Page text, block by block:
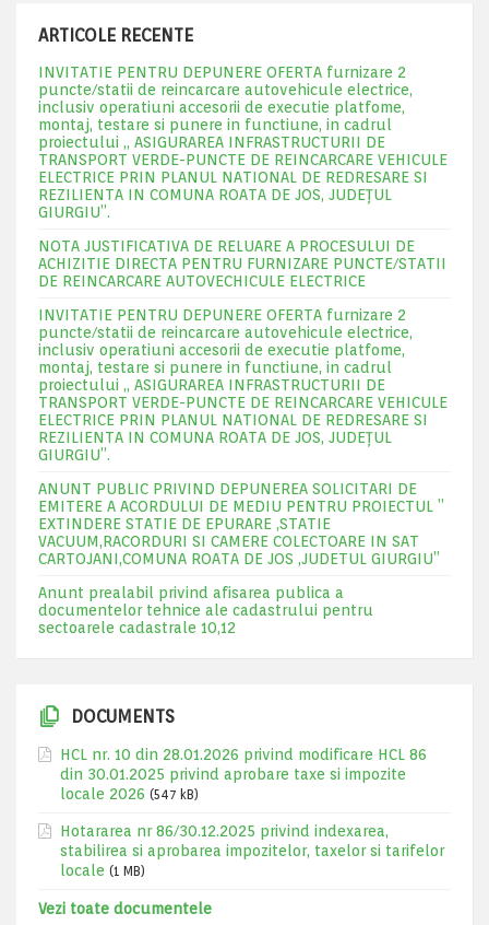
ARTICOLE RECENTE
INVITATIE PENTRU DEPUNERE OFERTA furnizare 2
puncte/statii de reincarcare autovehicule electrice,
inclusiv operatiuni accesorii de executie platfome,
montaj, testare si punere in functiune, in cadrul
proiectului „ ASIGURAREA INFRASTRUCTURII DE
TRANSPORT VERDE-PUNCTE DE REINCARCARE VEHICULE
ELECTRICE PRIN PLANUL NATIONAL DE REDRESARE SI
REZILIENTA IN COMUNA ROATA DE JOS, JUDEŢUL
GIURGIU”.
NOTA JUSTIFICATIVA DE RELUARE A PROCESULUI DE
ACHIZITIE DIRECTA PENTRU FURNIZARE PUNCTE/STATII
DE REINCARCARE AUTOVECHICULE ELECTRICE
INVITATIE PENTRU DEPUNERE OFERTA furnizare 2
puncte/statii de reincarcare autovehicule electrice,
inclusiv operatiuni accesorii de executie platfome,
montaj, testare si punere in functiune, in cadrul
proiectului „ ASIGURAREA INFRASTRUCTURII DE
TRANSPORT VERDE-PUNCTE DE REINCARCARE VEHICULE
ELECTRICE PRIN PLANUL NATIONAL DE REDRESARE SI
REZILIENTA IN COMUNA ROATA DE JOS, JUDEŢUL
GIURGIU”.
ANUNT PUBLIC PRIVIND DEPUNEREA SOLICITARI DE
EMITERE A ACORDULUI DE MEDIU PENTRU PROIECTUL ”
EXTINDERE STATIE DE EPURARE ,STATIE
VACUUM,RACORDURI SI CAMERE COLECTOARE IN SAT
CARTOJANI,COMUNA ROATA DE JOS ,JUDETUL GIURGIU”
Anunt prealabil privind afisarea publica a
documentelor tehnice ale cadastrului pentru
sectoarele cadastrale 10,12
DOCUMENTS
HCL nr. 10 din 28.01.2026 privind modificare HCL 86
din 30.01.2025 privind aprobare taxe si impozite
locale 2026 (547 kB)
Hotararea nr 86/30.12.2025 privind indexarea,
stabilirea si aprobarea impozitelor, taxelor si tarifelor
locale (1 MB)
Vezi toate documentele